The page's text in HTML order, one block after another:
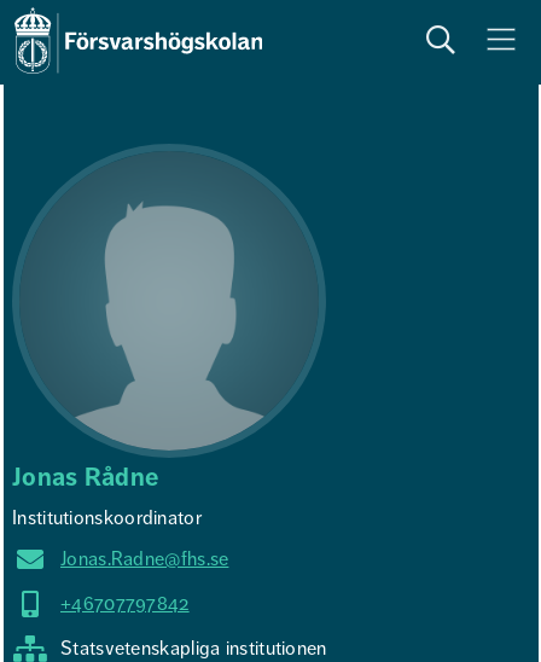
Sök Meny
Jonas Rådne
Institutionskoordinator
Jonas.Radne@fhs.se
+46707797842
Statsvetenskapliga institutionen